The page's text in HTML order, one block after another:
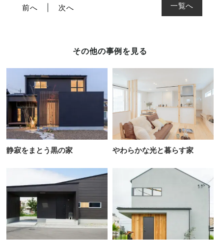
一覧へ
前へ 次へ
その他の事例を見る
静寂をまとう黒の家 やわらかな光と暮らす家